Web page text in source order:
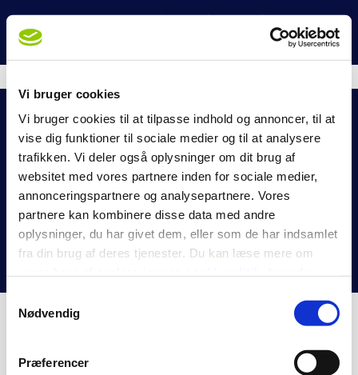
Vi bruger cookies
Vi bruger cookies til at tilpasse indhold og annoncer, til at
vise dig funktioner til sociale medier og til at analysere
trafikken. Vi deler også oplysninger om dit brug af
websitet med vores partnere inden for sociale medier,
annonceringspartnere og analysepartnere. Vores
partnere kan kombinere disse data med andre
oplysninger, du har givet dem, eller som de har indsamlet
fra din brug af deres tjenester. Du kan læse mere om
Samtykkevalg
Nødvendig
Præferencer
© 1997 - 2017 Egedal Fysioterapi & Rygcenter |
Cookiepolitik